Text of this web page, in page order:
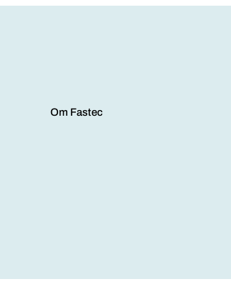
Om Fastec